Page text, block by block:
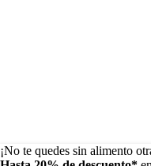
¡No te quedes sin alimento